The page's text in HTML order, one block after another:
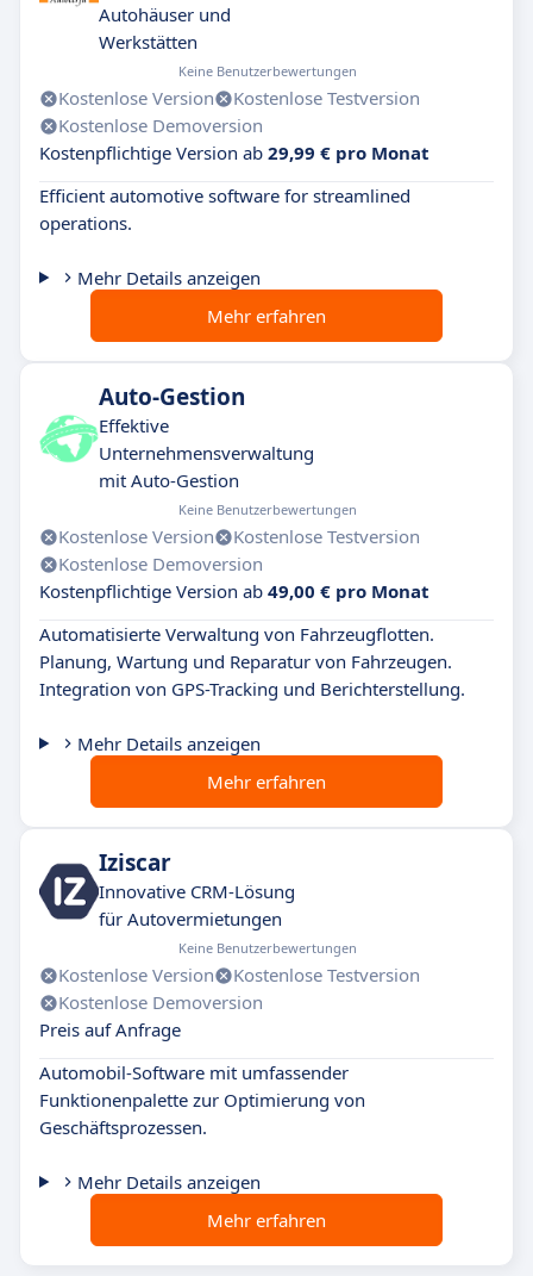
Autohäuser und
Werkstätten
Keine Benutzerbewertungen
Kostenlose Version
Kostenlose Testversion
Kostenlose Demoversion
Kostenpflichtige Version ab 29,99 € pro Monat
Efficient automotive software for streamlined
operations.
Mehr Details anzeigen
Mehr erfahren
Auto-Gestion
Effektive
Unternehmensverwaltung
mit Auto-Gestion
Keine Benutzerbewertungen
Kostenlose Version
Kostenlose Testversion
Kostenlose Demoversion
Kostenpflichtige Version ab 49,00 € pro Monat
Automatisierte Verwaltung von Fahrzeugflotten.
Planung, Wartung und Reparatur von Fahrzeugen.
Integration von GPS-Tracking und Berichterstellung.
Mehr Details anzeigen
Mehr erfahren
Iziscar
Innovative CRM-Lösung
für Autovermietungen
Keine Benutzerbewertungen
Kostenlose Version
Kostenlose Testversion
Kostenlose Demoversion
Preis auf Anfrage
Automobil-Software mit umfassender
Funktionenpalette zur Optimierung von
Geschäftsprozessen.
Mehr Details anzeigen
Mehr erfahren